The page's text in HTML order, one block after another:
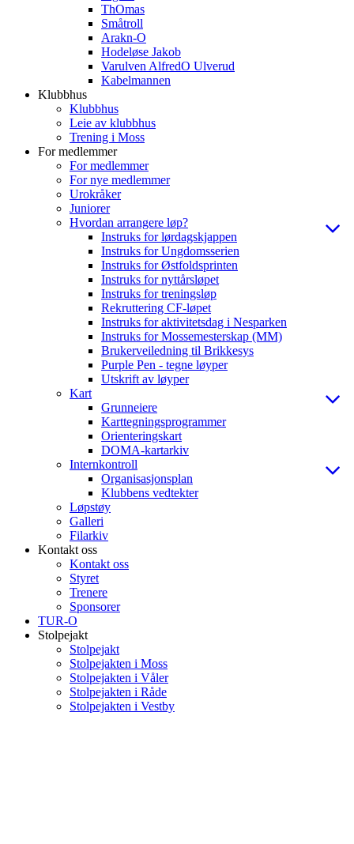
ThOmas
Småtroll
Arakn-O
Hodeløse Jakob
Varulven AlfredO Ulverud
Kabelmannen
Klubbhus
Klubbhus
Leie av klubbhus
Trening i Moss
For medlemmer
For medlemmer
For nye medlemmer
Urokråker
Juniorer
Hvordan arrangere løp?
Instruks for lørdagskjappen
Instruks for Ungdomsserien
Instruks for Østfoldsprinten
Instruks for nyttårsløpet
Instruks for treningsløp
Rekruttering CF-løpet
Instruks for aktivitetsdag i Nesparken
Instruks for Mossemesterskap (MM)
Brukerveiledning til Brikkesys
Purple Pen - tegne løyper
Utskrift av løyper
Kart
Grunneiere
Karttegningsprogrammer
Orienteringskart
DOMA-kartarkiv
Internkontroll
Organisasjonsplan
Klubbens vedtekter
Løpstøy
Galleri
Filarkiv
Kontakt oss
Kontakt oss
Styret
Trenere
Sponsorer
TUR-O
Stolpejakt
Stolpejakt
Stolpejakten i Moss
Stolpejakten i Våler
Stolpejakten i Råde
Stolpejakten i Vestby